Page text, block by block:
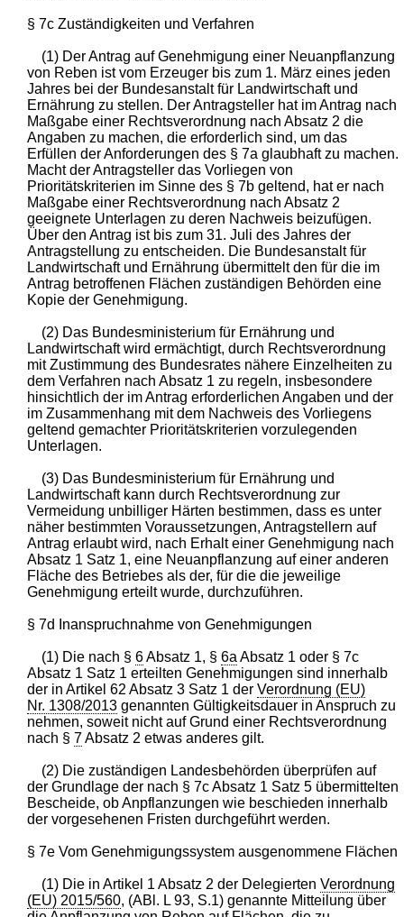
§ 7c Zuständigkeiten und Verfahren
(1) Der Antrag auf Genehmigung einer Neuanpflanzung
von Reben ist vom Erzeuger bis zum 1. März eines jeden
Jahres bei der Bundesanstalt für Landwirtschaft und
Ernährung zu stellen. Der Antragsteller hat im Antrag nach
Maßgabe einer Rechtsverordnung nach Absatz 2 die
Angaben zu machen, die erforderlich sind, um das
Erfüllen der Anforderungen des § 7a glaubhaft zu machen.
Macht der Antragsteller das Vorliegen von
Prioritätskriterien im Sinne des § 7b geltend, hat er nach
Maßgabe einer Rechtsverordnung nach Absatz 2
geeignete Unterlagen zu deren Nachweis beizufügen.
Über den Antrag ist bis zum 31. Juli des Jahres der
Antragstellung zu entscheiden. Die Bundesanstalt für
Landwirtschaft und Ernährung übermittelt den für die im
Antrag betroffenen Flächen zuständigen Behörden eine
Kopie der Genehmigung.
(2) Das Bundesministerium für Ernährung und
Landwirtschaft wird ermächtigt, durch Rechtsverordnung
mit Zustimmung des Bundesrates nähere Einzelheiten zu
dem Verfahren nach Absatz 1 zu regeln, insbesondere
hinsichtlich der im Antrag erforderlichen Angaben und der
im Zusammenhang mit dem Nachweis des Vorliegens
geltend gemachter Prioritätskriterien vorzulegenden
Unterlagen.
(3) Das Bundesministerium für Ernährung und
Landwirtschaft kann durch Rechtsverordnung zur
Vermeidung unbilliger Härten bestimmen, dass es unter
näher bestimmten Voraussetzungen, Antragstellern auf
Antrag erlaubt wird, nach Erhalt einer Genehmigung nach
Absatz 1 Satz 1, eine Neuanpflanzung auf einer anderen
Fläche des Betriebes als der, für die die jeweilige
Genehmigung erteilt wurde, durchzuführen.
§ 7d Inanspruchnahme von Genehmigungen
(1) Die nach §6Absatz 1, §6a Absatz 1 oder § 7c
Absatz 1 Satz 1 erteilten Genehmigungen sind innerhalb
der in Artikel 62 Absatz 3 Satz 1 derVerordnung (EU)
Nr. 1308/2013 genannten Gültigkeitsdauer in Anspruch zu
nehmen, soweit nicht auf Grund einer Rechtsverordnung
nach §7Absatz 2 etwas anderes gilt.
(2) Die zuständigen Landesbehörden überprüfen auf
der Grundlage der nach § 7c Absatz 1 Satz 5 übermittelten
Bescheide, ob Anpflanzungen wie beschieden innerhalb
der vorgesehenen Fristen durchgeführt werden.
§ 7e Vom Genehmigungssystem ausgenommene Flächen
(1) Die in Artikel 1 Absatz 2 der DelegiertenVerordnung
(EU) 2015/560, (ABl. L 93, S.1) genannte Mitteilung über